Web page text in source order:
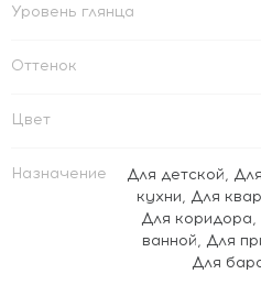
Уровень глянца
Оттенок
Цвет
Назначение Для детской,
кухни, Для
Для коридора,
ванной, Для
Для